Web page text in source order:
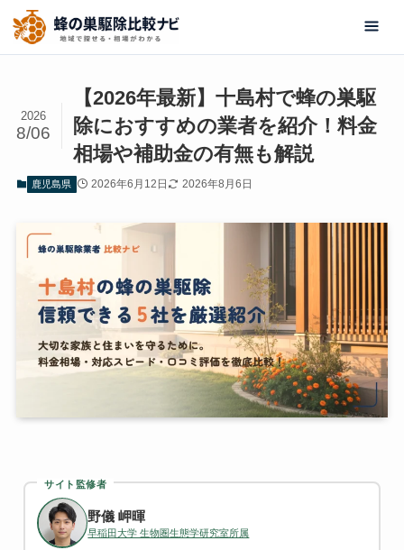
【2026年最新】十島村で蜂の巣駆
除におすすめの業者を紹介！料金
相場や補助金の有無も解説
2026
8/06
鹿児島県 2026年6月12日 2026年8月6日
サイト監修者
野儀 岬暉
早稲田大学 生物圏生態学研究室所属